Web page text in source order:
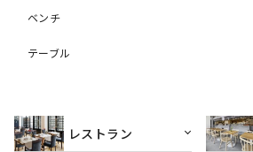
ベンチ
テーブル
レストラン